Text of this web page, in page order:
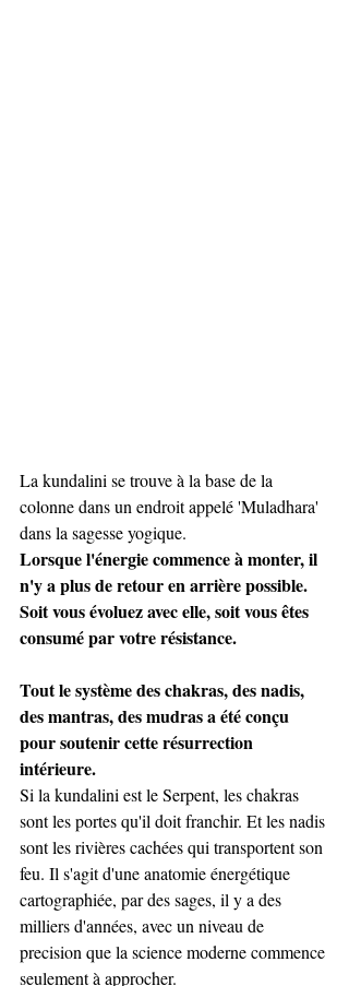
La kundalini se trouve à la base de la
colonne dans un endroit appelé 'Muladhara'
dans la sagesse yogique.
Lorsque l'énergie commence à monter, il
n'y a plus de retour en arrière possible.
Soit vous évoluez avec elle, soit vous êtes
consumé par votre résistance.
Tout le système des chakras, des nadis,
des mantras, des mudras a été conçu
pour soutenir cette résurrection
intérieure.
Si la kundalini est le Serpent, les chakras
sont les portes qu'il doit franchir. Et les nadis
sont les rivières cachées qui transportent son
feu. Il s'agit d'une anatomie énergétique
cartographiée, par des sages, il y a des
milliers d'années, avec un niveau de
precision que la science moderne commence
seulement à approcher.